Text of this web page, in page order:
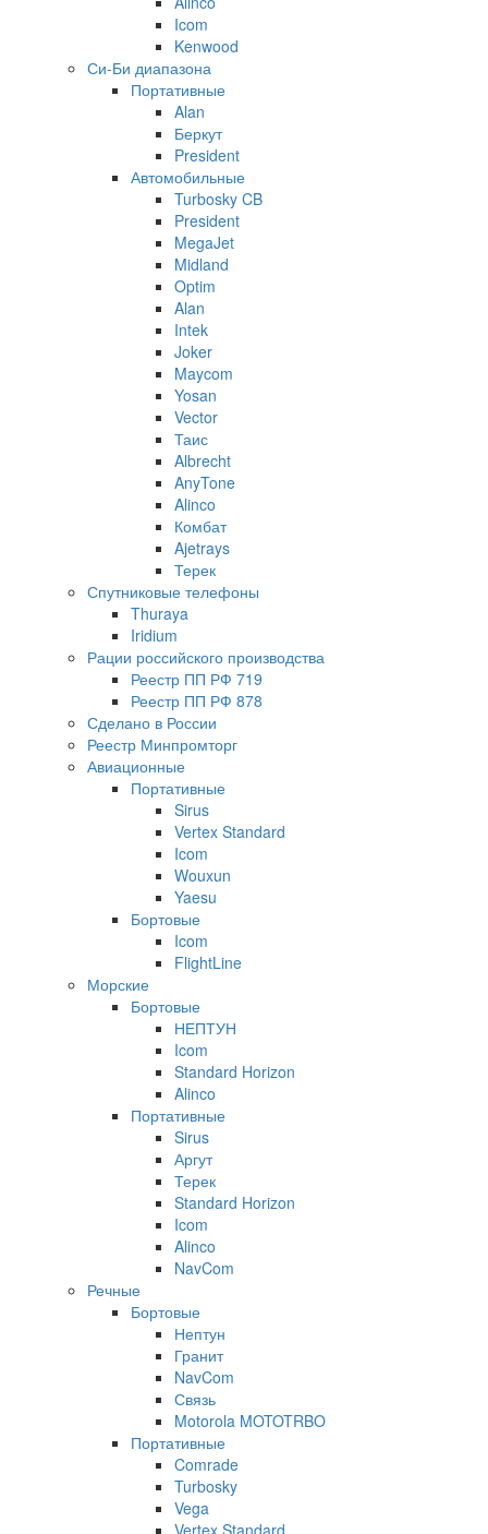
Icom
Kenwood
Си-Би диапазона
Портативные
Alan
Беркут
President
Автомобильные
Turbosky CB
President
MegaJet
Midland
Optim
Alan
Intek
Joker
Maycom
Yosan
Vector
Таис
Albrecht
AnyTone
Alinco
Комбат
Ajetrays
Терек
Спутниковые телефоны
Thuraya
Iridium
Рации российского производства
Реестр ПП РФ 719
Реестр ПП РФ 878
Сделано в России
Реестр Минпромторг
Авиационные
Портативные
Sirus
Vertex Standard
Icom
Wouxun
Yaesu
Бортовые
Icom
FlightLine
Морские
Бортовые
НЕПТУН
Icom
Standard Horizon
Alinco
Портативные
Sirus
Аргут
Терек
Standard Horizon
Icom
Alinco
NavCom
Речные
Бортовые
Нептун
Гранит
NavCom
Связь
Motorola MOTOTRBO
Портативные
Comrade
Turbosky
Vega
Vertex Standard